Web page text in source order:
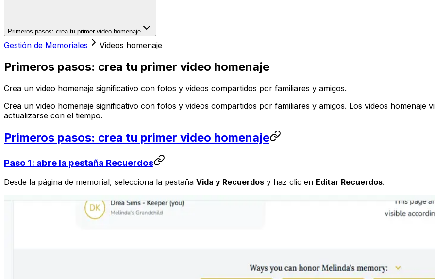
Primeros pasos: crea tu primer video homenaje
Gestión de Memoriales Videos homenaje
Primeros pasos: crea tu primer video homenaje
Crea un video homenaje significativo con fotos y videos compartidos por familiares y amigos.
Crea un video homenaje significativo con fotos y videos compartidos por familiares y amigos. Los videos homenaje
actualizarse con el tiempo.
Primeros pasos: crea tu primer video homenaje
Paso 1: abre la pestaña Recuerdos
Desde la página de memorial, selecciona la pestaña Vida y Recuerdos y haz clic en Editar Recuerdos.